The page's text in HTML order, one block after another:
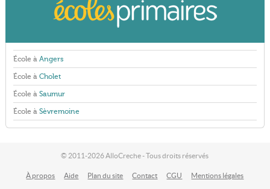
École à Angers
École à Cholet
École à Saumur
École à Sèvremoine
© 2011-2026 AlloCreche - Tous droits réservés
À propos Aide Plan du site Contact CGU Mentions légales